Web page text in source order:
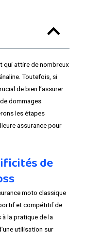
qui attire de nombreux
Toutefois, si
de bien l’assurer
dommages
les étapes
assurance pour
de
moto classique
et compétitif de
la pratique de la
utilisation sur